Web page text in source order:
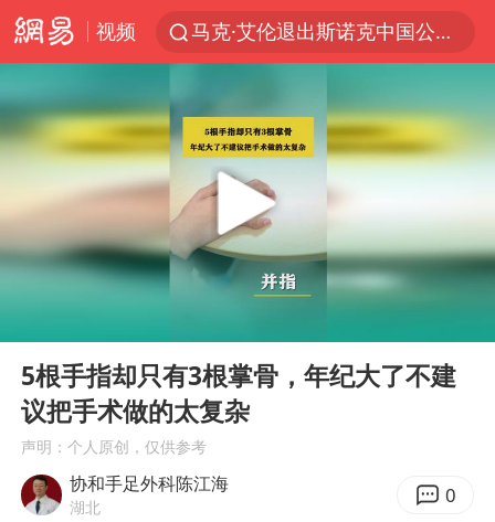
视频
马克·艾伦退出斯诺克中国公开赛
央视新主播李秋莹孙亚鹏亮相
商场现钱学森巨幅海报 负责人回应
情侣平潭拍日出坠崖1死1伤
36岁男演员成景区NPC后人气爆棚
全民健身事业高质量发展
几元成本的AI广告导致千万市值蒸发
老挝国会主席赛宋蓬逝世
白海豚将正面袭击贯穿浙江
Play
5根手指却只有3根掌骨，年纪大了不建
议把手术做的太复杂
声明：个人原创，仅供参考
协和手足外科陈江海
湖北 0